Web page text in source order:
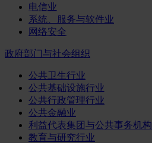
电信业
系统、服务与软件业
网络安全
政府部门与社会组织
公共卫生行业
公共基础设施行业
公共行政管理行业
公共金融业
利益代表集团与公共事务机构
教育与研究行业